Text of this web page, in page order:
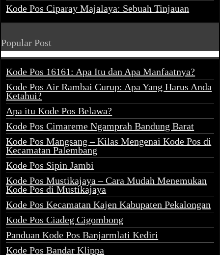
Kode Pos Ciparay Majalaya: Sebuah Tinjauan
Popular Post
Kode Pos 16161: Apa Itu dan Apa Manfaatnya?
Kode Pos Air Rambai Curup: Apa Yang Harus Anda
Ketahui?
Apa itu Kode Pos Belawa?
Kode Pos Cimareme Ngamprah Bandung Barat
Kode Pos Mangsang – Kilas Mengenai Kode Pos di
Kecamatan Palembang
Kode Pos Sipin Jambi
Kode Pos Mustikajaya – Cara Mudah Menemukan
Kode Pos di Mustikajaya
Kode Pos Kecamatan Kajen Kabupaten Pekalongan
Kode Pos Ciadeg Cigombong
Panduan Kode Pos Banjarmlati Kediri
Kode Pos Bandar Klippa